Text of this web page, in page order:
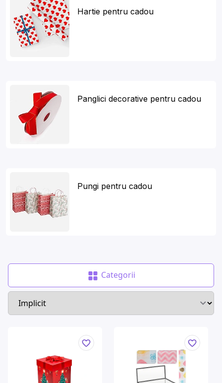
Hartie pentru cadou
Panglici decorative pentru cadou
Pungi pentru cadou
Categorii